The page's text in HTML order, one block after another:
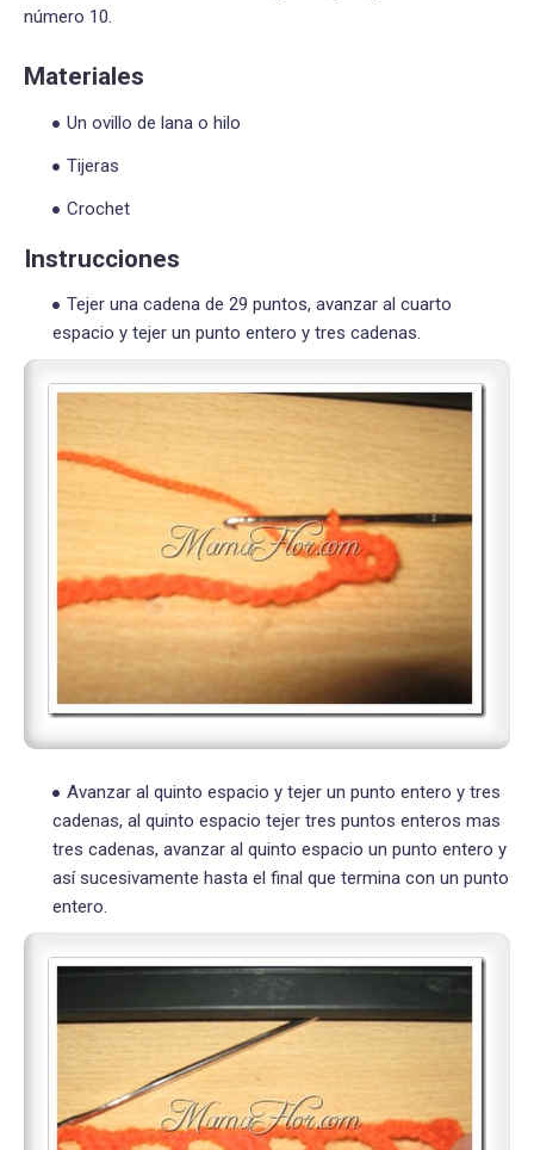
número 10.
Materiales
Un ovillo de lana o hilo
Tijeras
Crochet
Instrucciones
Tejer una cadena de 29 puntos, avanzar al cuarto
espacio y tejer un punto entero y tres cadenas.
Avanzar al quinto espacio y tejer un punto entero y tres
cadenas, al quinto espacio tejer tres puntos enteros mas
tres cadenas, avanzar al quinto espacio un punto entero y
así sucesivamente hasta el final que termina con un punto
entero.